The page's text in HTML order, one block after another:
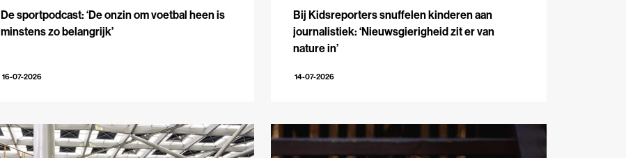
De sportpodcast: ‘De onzin om voetbal heen is
minstens zo belangrijk’
16-07-2026
Bij Kidsreporters snuffelen kinderen aan
journalistiek: ‘Nieuwsgierigheid zit er van
nature in’
14-07-2026